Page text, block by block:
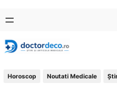
conținut
content
Horoscop Noutati Medicale